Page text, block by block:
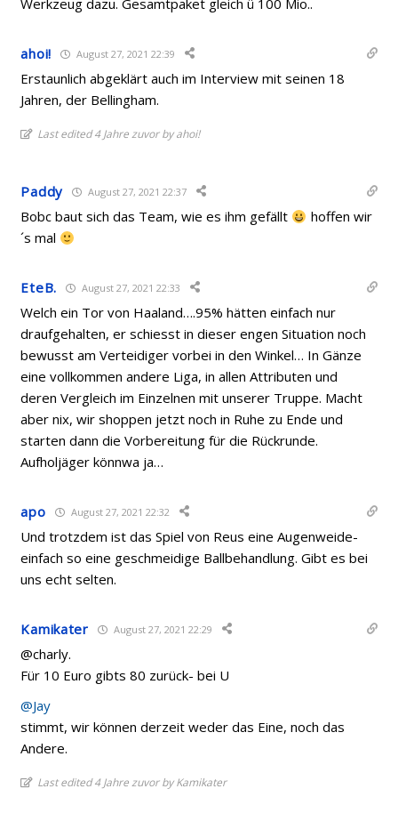
Werkzeug dazu. Gesamtpaket gleich ü 100 Mio..
ahoi! August 27, 2021 22:39
Erstaunlich abgeklärt auch im Interview mit seinen 18
Jahren, der Bellingham.
Last edited 4 Jahre zuvor by ahoi!
Paddy August 27, 2021 22:37
Bobc baut sich das Team, wie es ihm gefällt
hoffen wir
´s mal
EteB. August 27, 2021 22:33
Welch ein Tor von Haaland….95% hätten einfach nur
draufgehalten, er schiesst in dieser engen Situation noch
bewusst am Verteidiger vorbei in den Winkel… In Gänze
eine vollkommen andere Liga, in allen Attributen und
deren Vergleich im Einzelnen mit unserer Truppe. Macht
aber nix, wir shoppen jetzt noch in Ruhe zu Ende und
starten dann die Vorbereitung für die Rückrunde.
Aufholjäger könnwa ja…
apo August 27, 2021 22:32
Und trotzdem ist das Spiel von Reus eine Augenweide-
einfach so eine geschmeidige Ballbehandlung. Gibt es bei
uns echt selten.
Kamikater August 27, 2021 22:29
@charly.
Für 10 Euro gibts 80 zurück- bei U
@Jay
stimmt, wir können derzeit weder das Eine, noch das
Andere.
Last edited 4 Jahre zuvor by Kamikater